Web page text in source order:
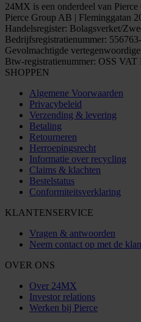
24MX is een onderdeel van
Pierce Group AB | Fleminggatan
Handelsregister: Bolagsverket/
Bedrijfsregistratienummer:
Gevolmachtigde
Btw-registratienummer: OSS VAT
SHOPPEN
Algemene Voorwaarden
Privacybeleid
Verzending & levering
Betaling
Retourneren
Herroepingsrecht
Informatie over recycling
Claims & klachten
Bestelstatus
Conformiteitsverklaring
KLANTENSERVICE
Vragen & antwoorden
Neem contact op met de
OVER ONS
Over 24MX
Investor relations
Werken bij Pierce